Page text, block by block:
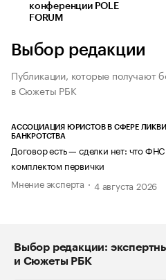
конференции POLE
FORUM
Выбор редакции
Публикации, которые получают
в Сюжеты РБК
АССОЦИАЦИЯ ЮРИСТОВ В СФЕРЕ
БАНКРОТСТВА
Договор есть — сделки нет: что
комплектом первички
Мнение эксперта
4 августа 2026
Выбор редакции:
и Сюжеты РБК